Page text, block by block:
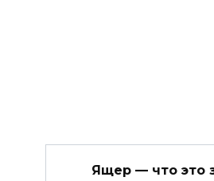
Ящер — что это